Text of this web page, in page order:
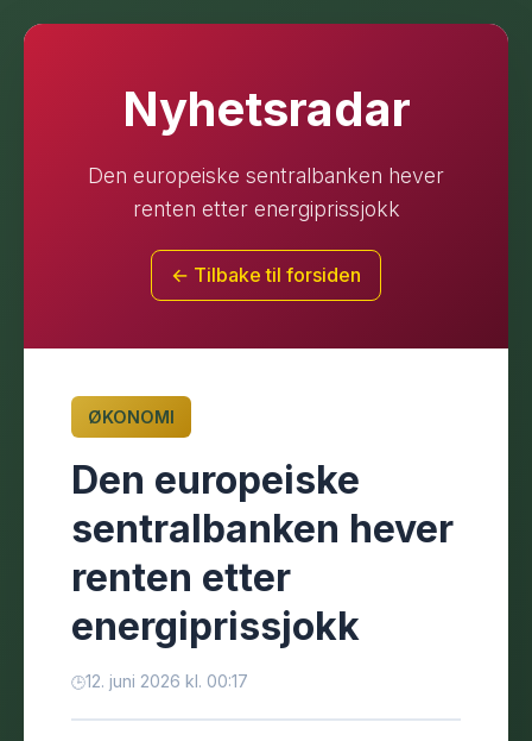
Nyhetsradar
Den europeiske sentralbanken hever
renten etter energiprissjokk
← Tilbake til forsiden
ØKONOMI
Den europeiske
sentralbanken hever
renten etter
energiprissjokk
12. juni 2026 kl. 00:17